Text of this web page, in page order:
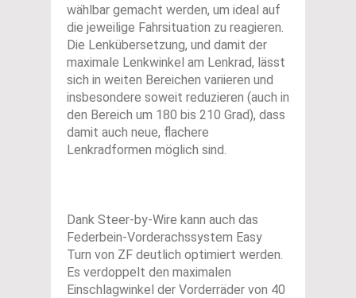
wählbar gemacht werden, um ideal auf
die jeweilige Fahrsituation zu reagieren.
Die Lenkübersetzung, und damit der
maximale Lenkwinkel am Lenkrad, lässt
sich in weiten Bereichen variieren und
insbesondere soweit reduzieren (auch in
den Bereich um 180 bis 210 Grad), dass
damit auch neue, flachere
Lenkradformen möglich sind.
Dank Steer-by-Wire kann auch das
Federbein-Vorderachssystem Easy
Turn von ZF deutlich optimiert werden.
Es verdoppelt den maximalen
Einschlagwinkel der Vorderräder von 40